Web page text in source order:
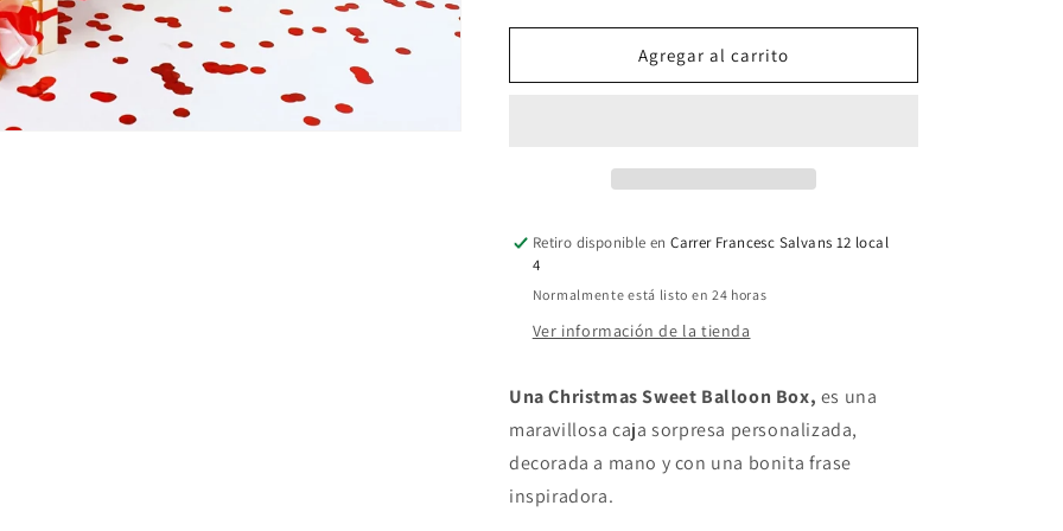
cantidad
para
Balloon
cantidad
para
Sweet
Balloon
Agregar al carrito
Retiro disponible enCarrer Francesc Salvans 12 local
4
Normalmente está listo en 24 horas
Ver información de la tienda
Una Christmas Sweet Balloon Box, es una
maravillosa caja sorpresa personalizada,
decorada a mano y con una bonita frase
inspiradora.